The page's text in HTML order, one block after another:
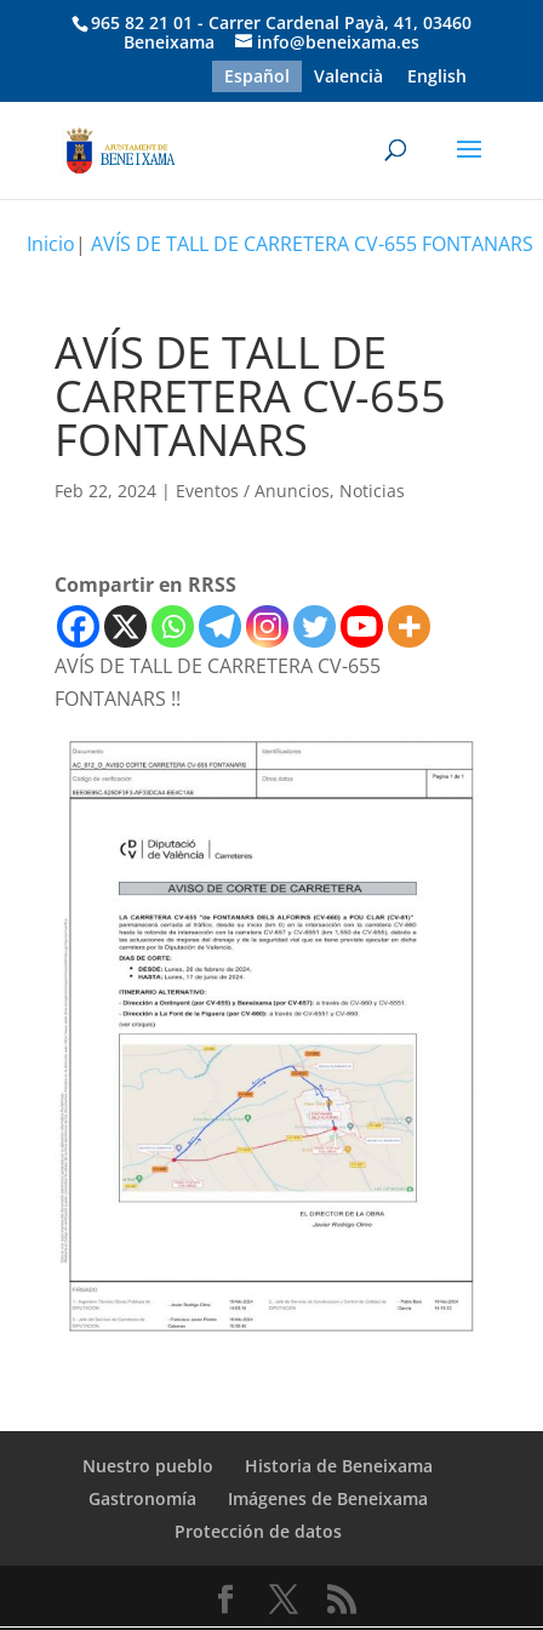
965 82 21 01 - Carrer Cardenal Payà, 41, 03460
Beneixama
info@beneixama.es
Español
Valencià English
Inicio|AVÍS DE TALL DE CARRETERA CV-655 FONTANARS
AVÍS DE TALL DE
CARRETERA CV-655
FONTANARS
Feb 22, 2024| Eventos / Anuncios, Noticias
Compartir en RRSS
AVÍS DE TALL DE CARRETERA CV-655
FONTANARS !!
Nuestro pueblo
Historia de Beneixama
Gastronomía
Imágenes de Beneixama
Protección de datos